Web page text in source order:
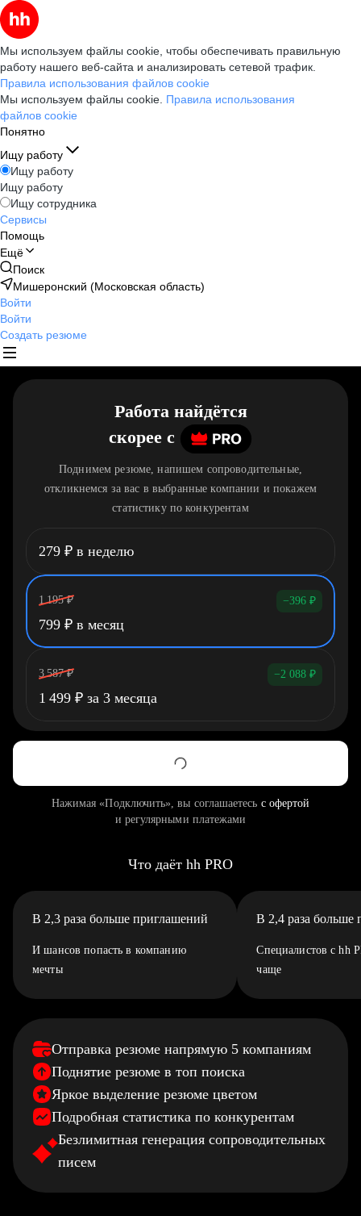
Мы используем файлы cookie, чтобы обеспечивать правильную
работу нашего веб-сайта и анализировать сетевой трафик.
Правила использования файлов cookie
Мы используем файлы cookie. Правила использования
файлов cookie
Понятно
Ищу работу
Ищу работу
Ищу работу
Ищу сотрудника
Сервисы
Помощь
Ещё
Поиск
Мишеронский (Московская область)
Войти
Войти
Создать резюме
Работа найдётся
скорее c
Поднимем резюме, напишем сопроводительные,
откликнемся за вас в выбранные компании и покажем
статистику по конкурентам
279 ₽ в неделю
1 195 ₽ −396 ₽
799 ₽ в месяц
3 587 ₽ −2 088 ₽
1 499 ₽ за 3 месяца
Нажимая «Подключить», вы соглашаетесь с офертой
и регулярными платежами
Что даёт hh PRO
В 2,3 раза больше приглашений
И шансов попасть в компанию
мечты
В 2,4 раза больше
Специалистов с hh
чаще
Отправка резюме напрямую 5 компаниям
Поднятие резюме в топ поиска
Яркое выделение резюме цветом
Подробная статистика по конкурентам
Безлимитная генерация сопроводительных
писем